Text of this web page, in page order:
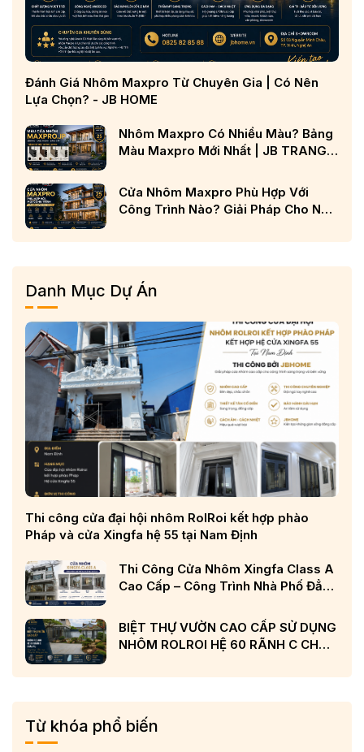
2.1. Đặc điểm kỹ thuật
chống cháy phải kể đến là:
– Kết cấu từ 2 thành phần cơ bản: Gồm lớp nhôm kết cấu
giống như tổ ong nằm ở giữa và 2 tấm nhôm phẳng làm nhiệm
vụ cố định lớp nhôm tổ ong. Những thành phần này được liên
kết với nhau bởi sản phẩm keo dán chuyên dụng.
– Lớp sơn phủ tạo độ bền: Lớp sơn phủ lên tấm nhôm thường
– Chất liệu nhôm cao cấp: Chất liệu cấu thành mỗi tấm nhôm
tổ ong chống cháy đều là loại nhôm, kim loại chất lượng cao.
độ chắc chắn cho sản phẩm.
– Thông số về kích thước: Mỗi tấm nhôm cấu thành nhôm tổ
ong chống cháy thường có độ dày trung bình từ 0.8mm đến
1.5mm. Lớp sơn phủ bên ngoài dày 0.6mm đến 1mm. Như
vậy, tổng độ dày sẽ đạt khoảng 14mm đến 25mm. Còn lớp lõi
0.04mm đến 0.06mm, chiều dài bên từ 5mm đến 6mm.
– Phương pháp sản xuất: Ứng dụng công nghệ cán áp suất,
dưới tác động của nhiệt độ cao theo điều kiện đảm bảo. Nhờ
đó, lớp keo liên kết không bị dính giòn, duy trì cấu trúc chắc
chắn.
2.2. Quy trình sản xuất
Mỗi tấm nhôm tổ ong chống cháy cần trải qua quy trình sản
Đánh Giá Nhôm Maxpro Từ Chuyên Gia | Có Nên
Lựa Chọn? - JB HOME
Nhôm Maxpro Có Nhiều Màu? Bảng
Màu Maxpro Mới Nhất | JB TRANG
Cửa Nhôm Maxpro Phù Hợp Với
Công Trình Nào? Giải Pháp Cho Nhà
Cấp
Danh Mục Dự Án
Thi công cửa đại hội nhôm RolRoi kết hợp phào
Pháp và cửa Xingfa hệ 55 tại Nam Định
Thi Công Cửa Nhôm Xingfa Class A
Cao Cấp – Công Trình Nhà Phố Đẳng
BIỆT THỰ VƯỜN CAO CẤP SỬ DỤNG
NHÔM ROLROI HỆ 60 RÃNH C CHÂU
Từ khóa phổ biến